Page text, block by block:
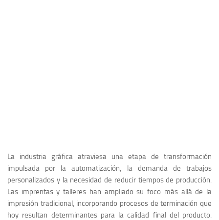
La industria gráfica atraviesa una etapa de transformación
impulsada por la automatización, la demanda de trabajos
personalizados y la necesidad de reducir tiempos de producción.
Las imprentas y talleres han ampliado su foco más allá de la
impresión tradicional, incorporando procesos de terminación que
hoy resultan determinantes para la calidad final del producto.